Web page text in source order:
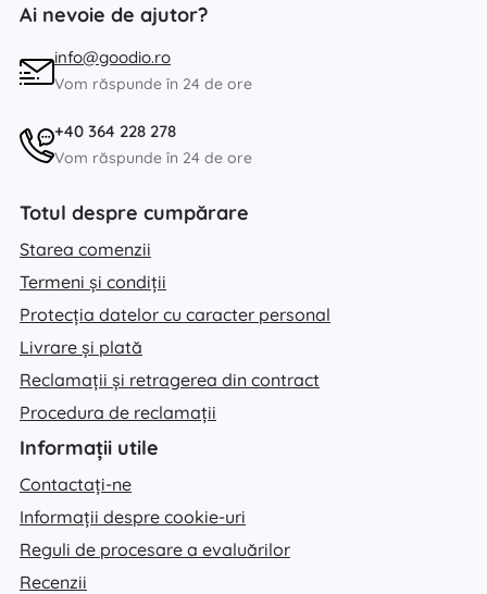
Ai nevoie de ajutor?
info@goodio.ro
Vom răspunde în 24 de ore
+40 364 228 278
Vom răspunde în 24 de ore
Totul despre cumpărare
Starea comenzii
Termeni și condiții
Protecția datelor cu caracter personal
Livrare și plată
Reclamații și retragerea din contract
Procedura de reclamații
Informații utile
Contactați-ne
Informații despre cookie-uri
Reguli de procesare a evaluărilor
Recenzii